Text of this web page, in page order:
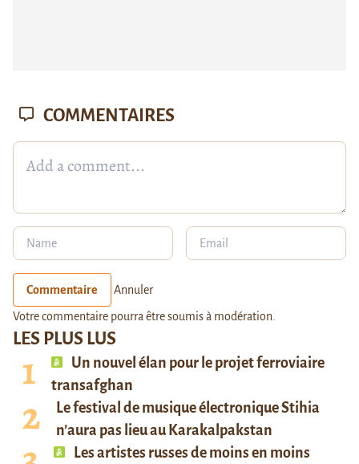
LES PLUS LUS
Un nouvel élan pour le projet ferroviaire
transafghan
Le festival de musique électronique Stihia
n’aura pas lieu au Karakalpakstan
Les artistes russes de moins en moins
COMMENTAIRES
Commentaire Annuler
Votre commentaire pourra être soumis à modération.